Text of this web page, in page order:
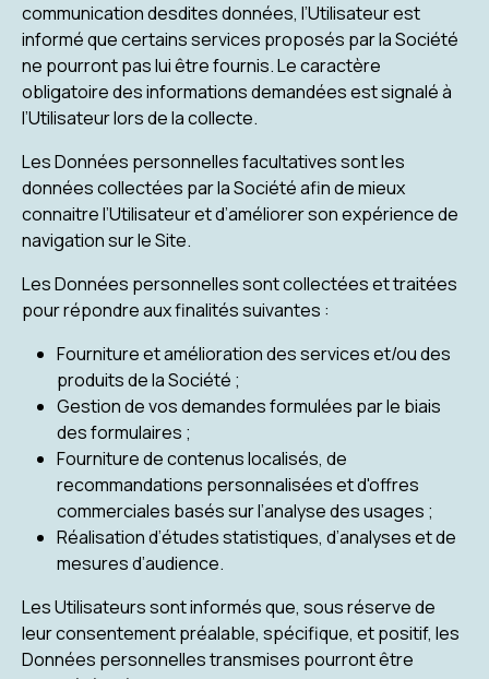
communication desdites données, l’Utilisateur est
informé que certains services proposés par la Société
ne pourront pas lui être fournis. Le caractère
obligatoire des informations demandées est signalé à
l’Utilisateur lors de la collecte.
Les Données personnelles facultatives sont les
données collectées par la Société afin de mieux
connaitre l’Utilisateur et d’améliorer son expérience de
navigation sur le Site.
Les Données personnelles sont collectées et traitées
pour répondre aux finalités suivantes :
Fourniture et amélioration des services et/ou des
produits de la Société ;
Gestion de vos demandes formulées par le biais
des formulaires ;
Fourniture de contenus localisés, de
recommandations personnalisées et d'offres
commerciales basés sur l’analyse des usages ;
Réalisation d’études statistiques, d’analyses et de
mesures d’audience.
Les Utilisateurs sont informés que, sous réserve de
leur consentement préalable, spécifique, et positif, les
Données personnelles transmises pourront être